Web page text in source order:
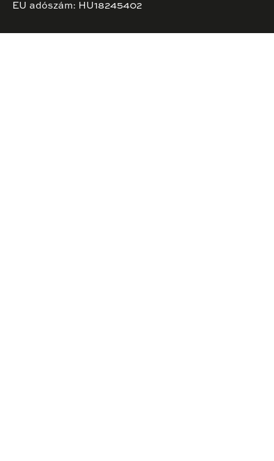
EU adószám: HU18245402